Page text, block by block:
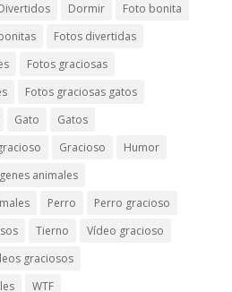
Dormir
Foto bonita
Fotos divertidas
Fotos graciosas
Fotos graciosas gatos
Gato
Gatos
Gracioso
Humor
animales
Perro
Perro gracioso
Tierno
Vídeo gracioso
graciosos
WTF